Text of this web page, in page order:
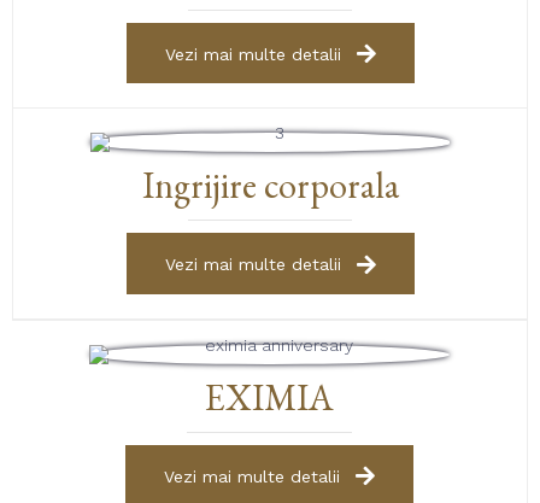
Vezi mai multe detalii
Ingrijire corporala
Vezi mai multe detalii
EXIMIA
Vezi mai multe detalii